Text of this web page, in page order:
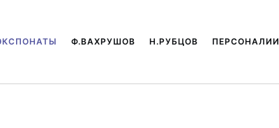
Ф.ВАХРУШОВ Н.РУБЦОВ ПЕРСОНАЛИИ